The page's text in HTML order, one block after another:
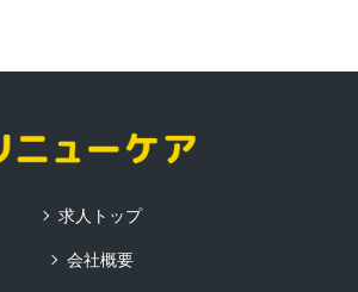
求人トップ
会社概要